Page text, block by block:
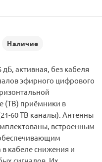
Наличие
активная, без кабеля
эфирного цифрового
(ТВ) приёмники в
60 ТВ каналы). Антенны
встроенным
кабеле снижения и